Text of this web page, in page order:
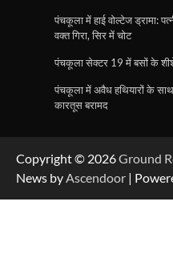
पंचकूला में हाई वोल्टेज ड्रामा:
वक्त गिरा, सिर में चोट
पंचकूला सेक्टर 19 में बसों के
पंचकूला में अवैध हथियारों के साथ
कारतूस बरामद
Copyright © 2026Ground
News by Ascendoor |